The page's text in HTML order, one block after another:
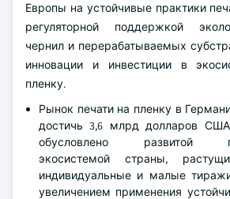
Европы на устойчивые практики
регуляторной поддержкой
чернил и перерабатываемых
инновации и инвестиции в
пленку.
Рынок печати на пленку в
достичь 3,6 млрд долларов
обусловлено развитой
экосистемой страны,
индивидуальные и малые
увеличением применения